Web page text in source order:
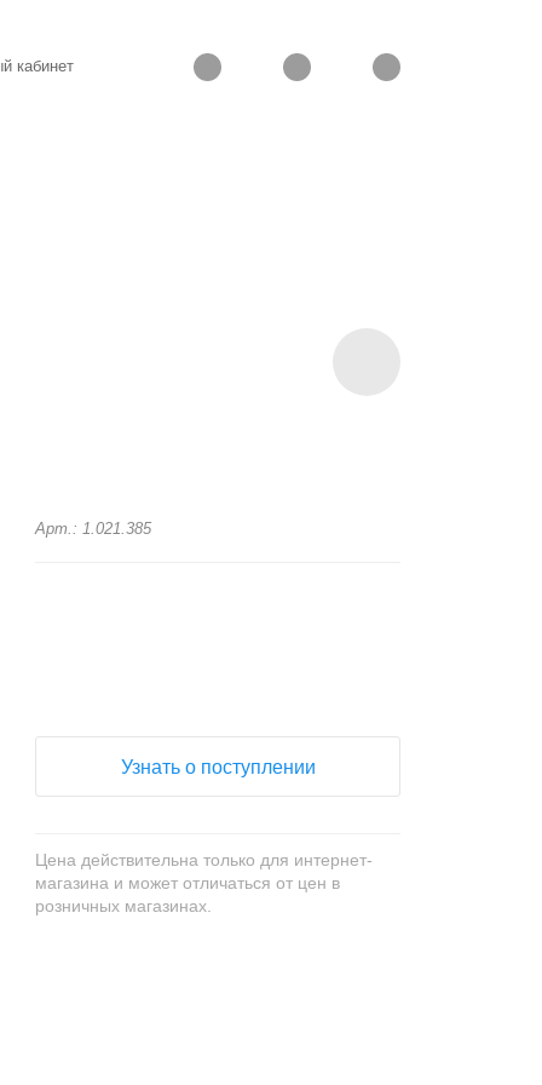
кабинет
Арт.: 1.021.385
Узнать о поступлении
Цена действительна только для интернет-
магазина и может отличаться от цен в
розничных магазинах.